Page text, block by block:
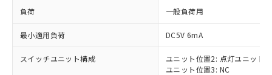
負荷 一般負荷用
最小適用負荷 DC5V 6mA
スイッチユニット構成
ユニット位置2: 点灯ユニット
ユニット位置3: NC